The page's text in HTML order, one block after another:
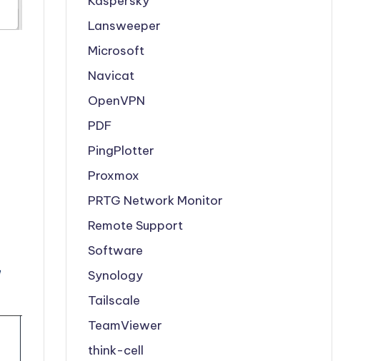
Lansweeper
Microsoft
Navicat
OpenVPN
PDF
PingPlotter
Proxmox
PRTG Network Monitor
Remote Support
Software
Synology
Tailscale
TeamViewer
think-cell